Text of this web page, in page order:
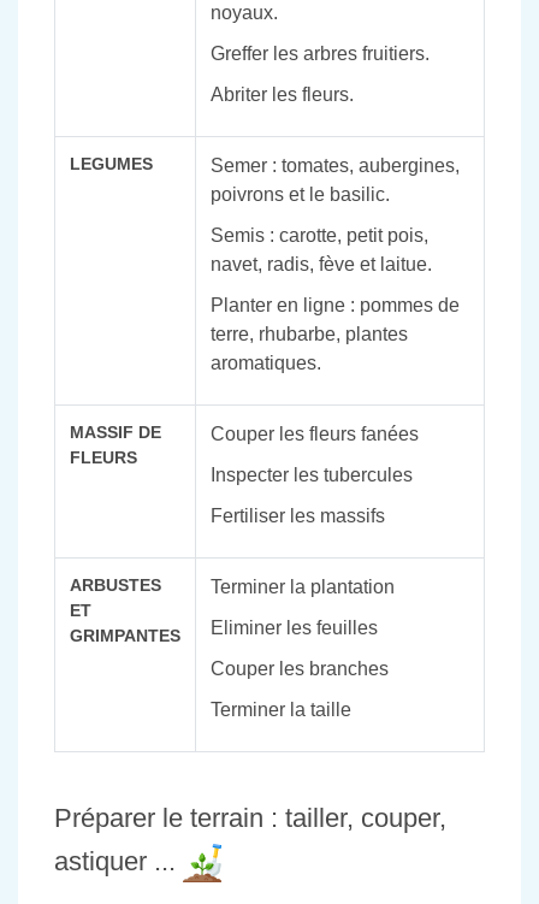
noyaux.
Greffer les arbres fruitiers.
Abriter les fleurs.
LEGUMES
Semer : tomates, aubergines,
poivrons et le basilic.
Semis : carotte, petit pois,
navet, radis, fève et laitue.
Planter en ligne : pommes de
terre, rhubarbe, plantes
aromatiques.
MASSIF DE
FLEURS
Couper les fleurs fanées
Inspecter les tubercules
Fertiliser les massifs
ARBUSTES
ET
GRIMPANTES
Terminer la plantation
Eliminer les feuilles
Couper les branches
Terminer la taille
Préparer le terrain : tailler, couper,
astiquer ...